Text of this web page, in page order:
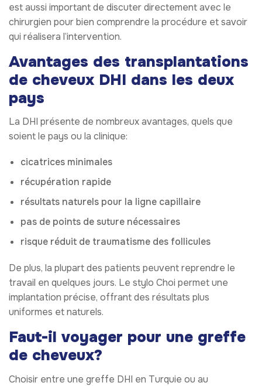
est aussi important de discuter directement avec le
chirurgien pour bien comprendre la procédure et savoir
qui réalisera l’intervention.
Avantages des transplantations
de cheveux DHI dans les deux
pays
La DHI présente de nombreux avantages, quels que
soient le pays ou la clinique:
cicatrices minimales
récupération rapide
résultats naturels pour la ligne capillaire
pas de points de suture nécessaires
risque réduit de traumatisme des follicules
De plus, la plupart des patients peuvent reprendre le
travail en quelques jours. Le stylo Choi permet une
implantation précise, offrant des résultats plus
uniformes et naturels.
Faut-il voyager pour une greffe
de cheveux?
Choisir entre une greffe DHI en Turquie ou au